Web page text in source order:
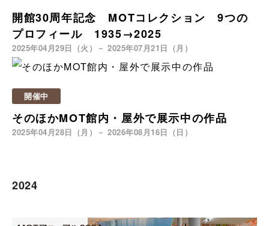
開館30周年記念 MOTコレクション 9つの
プロフィール 1935→2025
2025年04月29日（火）－ 2025年07月21日（月）
開催中
そのほかMOT館内・屋外で展示中の作品
2025年04月28日（月）－ 2026年08月16日（日）
2024